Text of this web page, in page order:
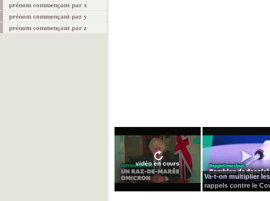
prénom commençant par x
prénom commençant par y
prénom commençant par z
vidéo en cours
Va-t-on multiplier les
rappels contre le